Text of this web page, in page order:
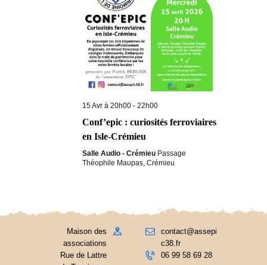
15 Avr à 20h00 - 22h00
Conf’epic : curiosités ferroviaires
en Isle-Crémieu
Salle Audio - Crémieu Passage
Théophile Maupas, Crémieu
Maison des
associations
Rue de Lattre
contact@assepi
c38.fr
06 99 58 69 28